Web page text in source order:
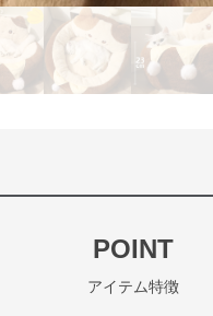
POINT
アイテム特徴